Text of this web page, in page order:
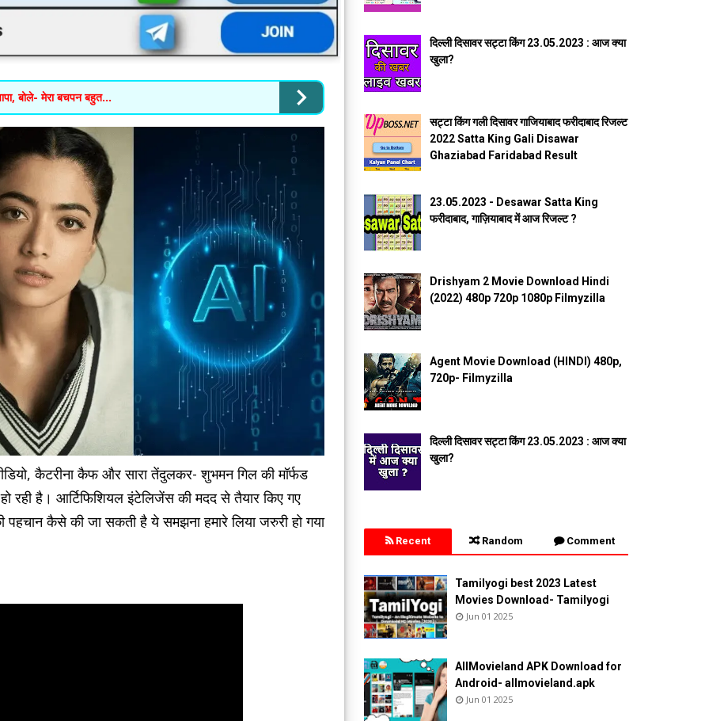
बोले- मेरा बचपन बहुत...
कैटरीना कैफ और सारा तेंदुलकर- शुभमन गिल की मॉर्फड
रही है। आर्टिफिशियल इंटेलिजेंस की मदद से तैयार किए गए
कैसे की जा सकती है ये समझना हमारे लिया जरुरी हो गया
दिल्ली दिसावर सट्टा किंग 23.05.2023 : आज क्या
खुला?
सट्टा किंग गली दिसावर गाजियाबाद फरीदाबाद रिजल्ट
2022 Satta King Gali Disawar
Ghaziabad Faridabad Result
23.05.2023 - Desawar Satta King
फरीदाबाद, गाज़ियाबाद में आज रिजल्ट ?
Drishyam 2 Movie Download Hindi
(2022) 480p 720p 1080p Filmyzilla
Agent Movie Download (HINDI) 480p,
720p- Filmyzilla
दिल्ली दिसावर सट्टा किंग 23.05.2023 : आज क्या
खुला?
Recent Random Comment
Tamilyogi best 2023 Latest
Movies Download- Tamilyogi
Jun 01 2025
AllMovieland APK Download for
Android- allmovieland.apk
Jun 01 2025